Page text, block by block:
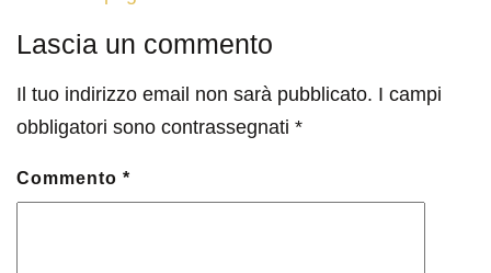
Lascia un commento
Il tuo indirizzo email non sarà pubblicato. I campi
obbligatori sono contrassegnati *
Commento *